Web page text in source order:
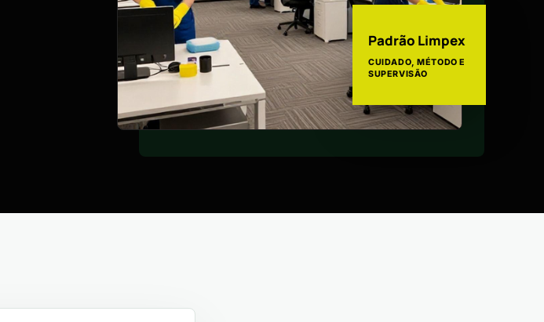
Padrão Limpex
CUIDADO, MÉTODO E
SUPERVISÃO